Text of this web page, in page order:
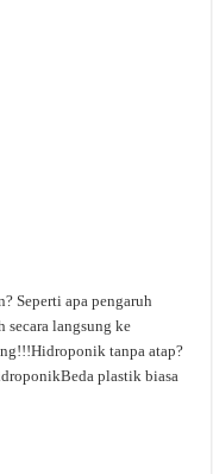
Seperti apa pengaruh
langsung ke
tanpa atap?
plastik biasa